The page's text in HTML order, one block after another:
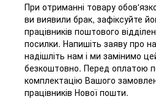
При отриманні товару
ви виявили брак, зафіксуйте
працівників поштового
посилки. Напишіть заяву про
надішліть нам і ми замінимо
безкоштовно. Перед оплатою
комплектацію Вашого
працівників Нової пошти.